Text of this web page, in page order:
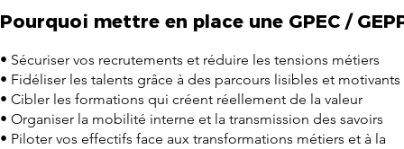
• Sécuriser vos recrutements et réduire les tensions métiers
• Fidéliser les talents grâce à des parcours lisibles et motivants
• Cibler les formations qui créent réellement de la valeur
• Organiser la mobilité interne et la transmission des savoirs
• Piloter vos effectifs face aux transformations métiers et à la
Pourquoi mettre en place une GPEC /